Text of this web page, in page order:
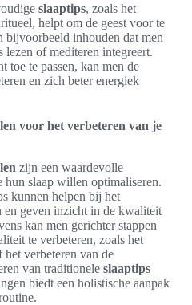
slaaptips, zoals het
helpt om de geest voor te
bijvoorbeeld inhouden dat men
lezen of mediteren integreert.
toe te passen, kan men de
en zich beter energiek
voor het verbeteren van je
zijn een waardevolle
slaap willen optimaliseren.
kunnen helpen bij het
en geven inzicht in de kwaliteit
kan men gerichter stappen
te verbeteren, zoals het
het verbeteren van de
van traditionele slaaptips
biedt een holistische aanpak